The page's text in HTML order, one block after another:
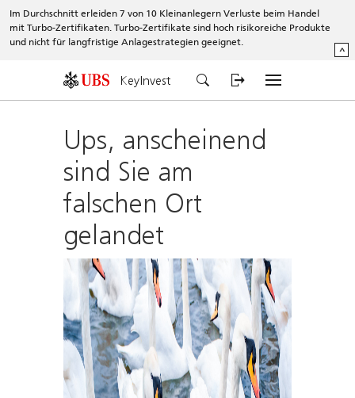
Im Durchschnitt erleiden 7 von 10 Kleinanlegern Verluste beim Handel
mit Turbo-Zertifikaten. Turbo-Zertifikate sind hoch risikoreiche Produkte
und nicht für langfristige Anlagestrategien geeignet.
^
KeyInvest
Ups, anscheinend
sind Sie am
falschen Ort
gelandet